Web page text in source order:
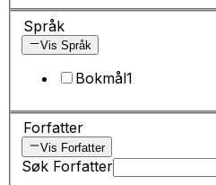
Språk
Vis Språk
Bokmål1
Forfatter
Vis Forfatter
Søk Forfatter